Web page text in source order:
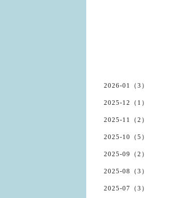
2026-01（3）
2025-12（1）
2025-11（2）
2025-10（5）
2025-09（2）
2025-08（3）
2025-07（3）